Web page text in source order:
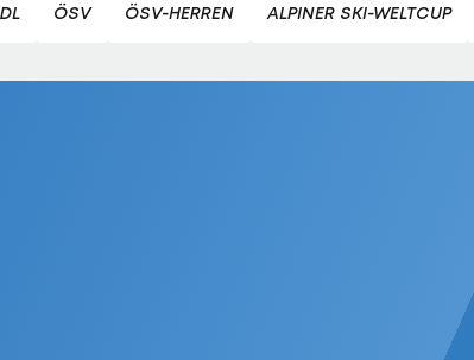
ÖSV ÖSV-HERREN ALPINER SKI-WELTCUP